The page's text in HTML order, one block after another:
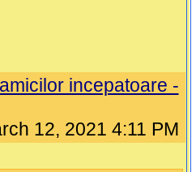
incepatoare -
12, 2021 4:11 PM